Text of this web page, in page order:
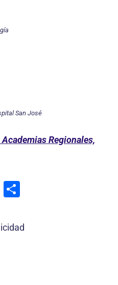
San José
Regionales,
E
ai m